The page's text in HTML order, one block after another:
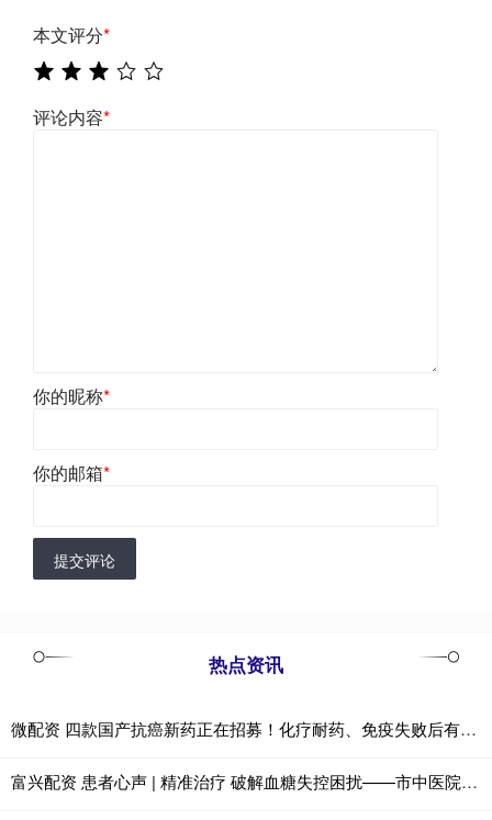
本文评分*
评论内容*
你的昵称*
你的邮箱*
提交评论
热点资讯
微配资 四款国产抗癌新药正在招募！化疗耐药、免疫失败后有救了，覆盖肺癌、乳腺癌、肠癌、肝癌等实体瘤
富兴配资 患者心声 | 精准治疗 破解血糖失控困扰——市中医院糖尿病二科获患者真挚感谢